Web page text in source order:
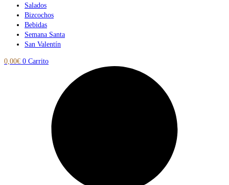
Salados
Bizcochos
Bebidas
Semana Santa
San Valentín
0,00€ 0 Carrito